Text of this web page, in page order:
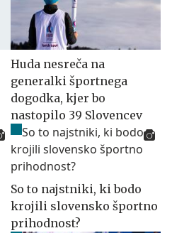
Huda nesreča na
generalki športnega
dogodka, kjer bo
nastopilo 39 Slovencev
So to najstniki, ki bodo
krojili slovensko športno
prihodnost?